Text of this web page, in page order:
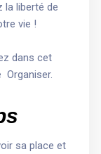
la liberté de
vie !
dans cet
Organiser.
sa place et